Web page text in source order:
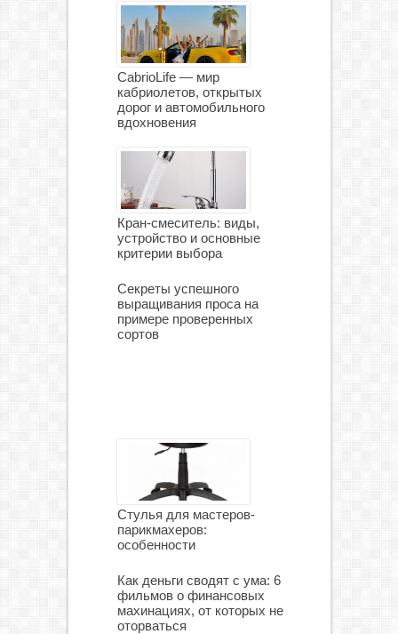
CabrioLife — мир
кабриолетов, открытых
дорог и автомобильного
вдохновения
Кран-смеситель: виды,
устройство и основные
критерии выбора
Секреты успешного
выращивания проса на
примере проверенных
сортов
Стулья для мастеров-
парикмахеров:
особенности
Как деньги сводят с ума: 6
фильмов о финансовых
махинациях, от которых не
оторваться